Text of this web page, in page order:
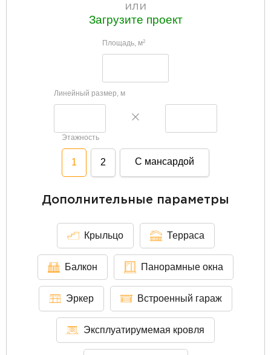
или
Загрузите проект
Площадь, м2
Линейный размер, м
Этажность
1 2 С мансардой
Дополнительные параметры
Крыльцо Терраса
Балкон Панорамные окна
Эркер Встроенный гараж
Эксплуатирумемая кровля